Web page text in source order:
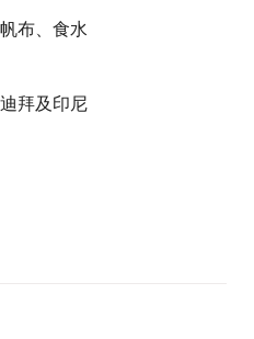
布、食水
拜及印尼